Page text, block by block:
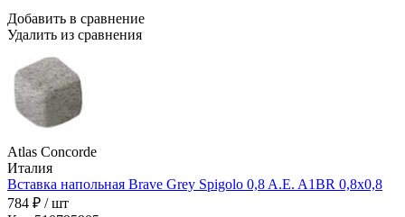
Добавить в сравнение
Удалить из сравнения
Atlas Concorde
Италия
Вставка напольная Brave Grey Spigolo 0,8 A.E. A1BR 0,8x0,8
784 ₽ / шт